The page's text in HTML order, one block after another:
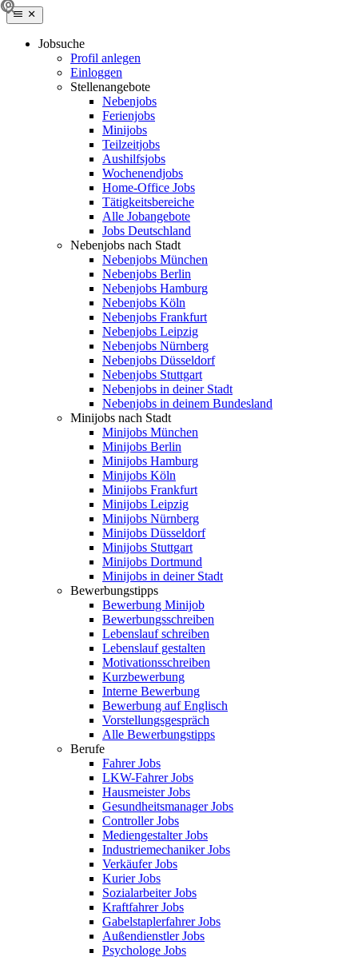
Jobsuche
Profil anlegen
Einloggen
Stellenangebote
Nebenjobs
Ferienjobs
Minijobs
Teilzeitjobs
Aushilfsjobs
Wochenendjobs
Home-Office Jobs
Tätigkeitsbereiche
Alle Jobangebote
Jobs Deutschland
Nebenjobs nach Stadt
Nebenjobs München
Nebenjobs Berlin
Nebenjobs Hamburg
Nebenjobs Köln
Nebenjobs Frankfurt
Nebenjobs Leipzig
Nebenjobs Nürnberg
Nebenjobs Düsseldorf
Nebenjobs Stuttgart
Nebenjobs in deiner Stadt
Nebenjobs in deinem Bundesland
Minijobs nach Stadt
Minijobs München
Minijobs Berlin
Minijobs Hamburg
Minijobs Köln
Minijobs Frankfurt
Minijobs Leipzig
Minijobs Nürnberg
Minijobs Düsseldorf
Minijobs Stuttgart
Minijobs Dortmund
Minijobs in deiner Stadt
Bewerbungstipps
Bewerbung Minijob
Bewerbungsschreiben
Lebenslauf schreiben
Lebenslauf gestalten
Motivationsschreiben
Kurzbewerbung
Interne Bewerbung
Bewerbung auf Englisch
Vorstellungsgespräch
Alle Bewerbungstipps
Berufe
Fahrer Jobs
LKW-Fahrer Jobs
Hausmeister Jobs
Gesundheitsmanager Jobs
Controller Jobs
Mediengestalter Jobs
Industriemechaniker Jobs
Verkäufer Jobs
Kurier Jobs
Sozialarbeiter Jobs
Kraftfahrer Jobs
Gabelstaplerfahrer Jobs
Außendienstler Jobs
Psychologe Jobs